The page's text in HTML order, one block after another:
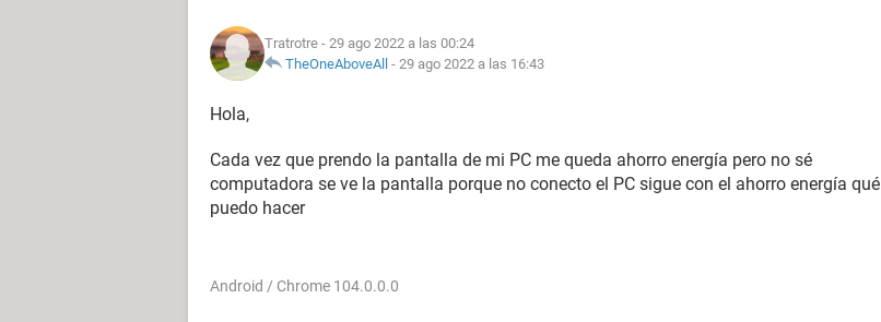
Tratrotre - 29 ago 2022 a las 00:24
TheOneAboveAll - 29 ago 2022 a las 16:43
Hola,
Cada vez que prendo la pantalla de mi PC me queda ahorro energía pero no sé
computadora se ve la pantalla porque no conecto el PC sigue con el ahorro energía qué
puedo hacer
Android / Chrome 104.0.0.0